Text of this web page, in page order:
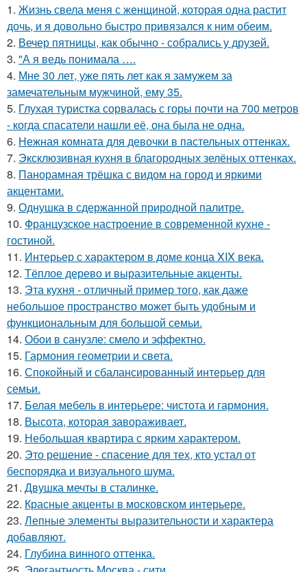
1. Жизнь свела меня с женщиной, которая одна растит
дочь, и я довольно быстро привязался к ним обеим.
2. Вечер пятницы, как обычно - собрались у друзей.
3. "А я ведь понимала ….
4. Мне 30 лет, уже пять лет как я замужем за
замечательным мужчиной, ему 35.
5. Глухая туристка сорвалась с горы почти на 700 метров
- когда спасатели нашли её, она была не одна.
6. Нежная комната для девочки в пастельных оттенках.
7. Эксклюзивная кухня в благородных зелёных оттенках.
8. Панорамная трёшка с видом на город и яркими
акцентами.
9. Однушка в сдержанной природной палитре.
10. Французское настроение в современной кухне -
гостиной.
11. Интерьер с характером в доме конца XIX века.
12. Тёплое дерево и выразительные акценты.
13. Эта кухня - отличный пример того, как даже
небольшое пространство может быть удобным и
функциональным для большой семьи.
14. Обои в санузле: смело и эффектно.
15. Гармония геометрии и света.
16. Спокойный и сбалансированный интерьер для
семьи.
17. Белая мебель в интерьере: чистота и гармония.
18. Высота, которая завораживает.
19. Небольшая квартира с ярким характером.
20. Это решение - спасение для тех, кто устал от
беспорядка и визуального шума.
21. Двушка мечты в сталинке.
22. Красные акценты в московском интерьере.
23. Лепные элементы выразительности и характера
добавляют.
24. Глубина винного оттенка.